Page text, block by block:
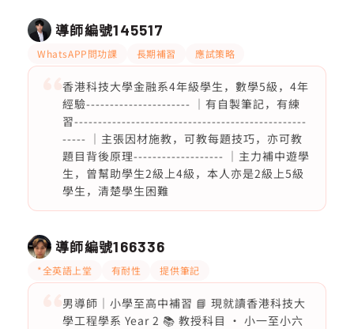
導師編號145517
WhatsAPP問功課 長期補習 應試策略
香港科技大學金融系4年級學生，數學5級，4年
經驗---------------------- ｜有自製筆記，有練
習-------------------------------------------------
----- ｜主張因材施教，可教每題技巧，亦可教
題目背後原理------------------- ｜主力補中遊學
生，曾幫助學生2級上4級，本人亦是2級上5級
學生，清楚學生困難
導師編號166336
*全英語上堂 有耐性 提供筆記
男導師｜小學至高中補習 📘 現就讀香港科技大
學工程學系 Year 2 📚 教授科目 • 小一至小六